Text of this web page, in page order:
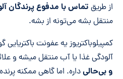
از طریق تماس با مدفوع پرندگان
منتقل بشه می‌تونه از بشه.
کمپیلوباکتریوز یه عفونت باکتریایی
آلودگی غذا یا آب منتقل میشه و
و بی‌حالیداره. اما گاهی ممکنه